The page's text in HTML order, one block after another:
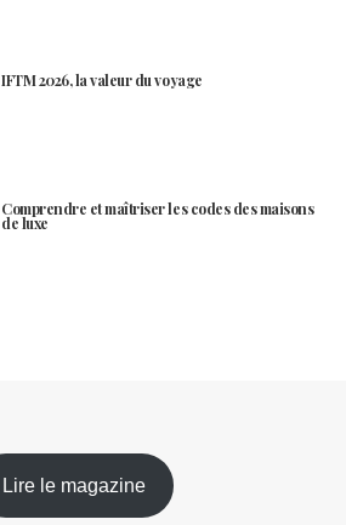
IFTM 2026, la valeur du voyage
Comprendre et maîtriser les codes des maisons
de luxe
Lire le magazine